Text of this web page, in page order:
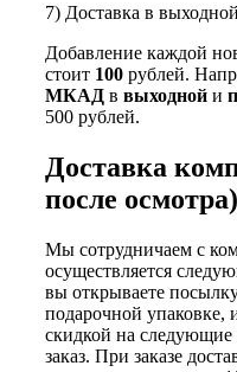
7) Доставка в
Добавление каждой
стоит 100 рублей.
МКАД в выходной и
500 рублей.
Доставка
после осмотра)
Мы сотрудничаем с
осуществляется
вы открываете
подарочной упаковке,
скидкой на следующие
заказ. При заказе